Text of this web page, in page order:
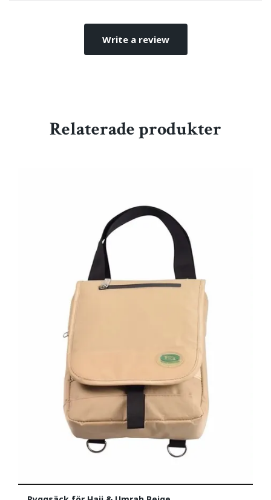
Write a review
Relaterade produkter